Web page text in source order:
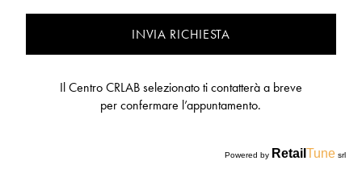
INVIA RICHIESTA
Il Centro CRLAB selezionato ti contatterà a breve
per confermare l’appuntamento.
Powered by Retail Tune srl